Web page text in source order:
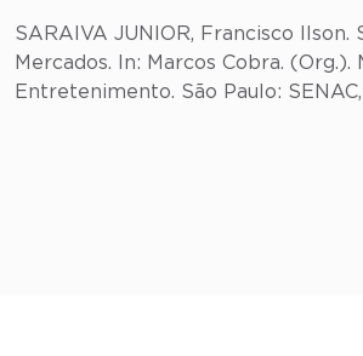
SARAIVA JUNIOR, Francisco Ilson.
Mercados. In: Marcos Cobra. (Org.).
Entretenimento. São Paulo: SENAC,